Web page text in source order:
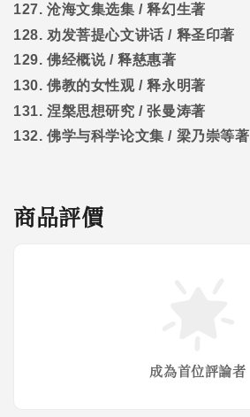
127. 沧海文集选集 /释幻生著
128. 劝发菩提心文讲话 / 释圣印著
129. 佛经概说/释慈惠著
130. 佛教的女性观/释永明著
131. 涅槃思想研究 /张曼涛著
132. 佛学与科学论文集 / 梁乃崇等著
商品評價
成為首位評論者